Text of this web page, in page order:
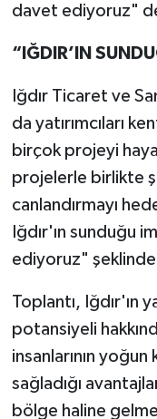
davet ediyoruz"
“IĞDIR’IN
Iğdır Ticaret ve
da yatırımcıları
birçok projeyi
projelerle birlikte
canlandırmayı
Iğdır'ın sunduğu
ediyoruz"
Toplantı, Iğdır'ın
potansiyeli
insanlarının yoğun
sağladığı
bölge haline